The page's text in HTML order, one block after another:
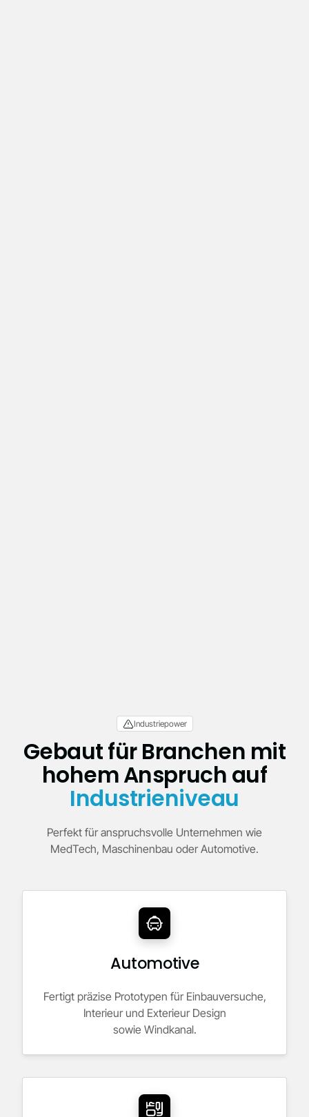
Industriepower
Gebaut für Branchen mit
hohem Anspruch auf
Industrieniveau
Perfekt für anspruchsvolle Unternehmen wie
MedTech, Maschinenbau oder Automotive.
Automotive
Fertigt präzise Prototypen für Einbauversuche,
Interieur und Exterieur Design
sowie Windkanal.